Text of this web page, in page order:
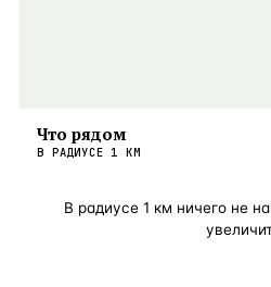
Что рядом
В РАДИУСЕ 1 КМ
В радиусе 1 км ничего не